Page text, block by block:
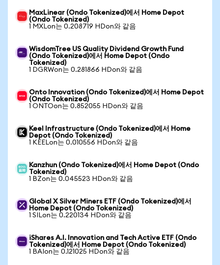
MaxLinear (Ondo Tokenized)에서 Home Depot
(Ondo Tokenized)
1 MXLon는 0.208719 HDon와 같음
WisdomTree US Quality Dividend Growth Fund
(Ondo Tokenized)에서 Home Depot (Ondo
Tokenized)
1 DGRWon는 0.281866 HDon와 같음
Onto Innovation (Ondo Tokenized)에서 Home Depot
(Ondo Tokenized)
1 ONTOon는 0.852055 HDon와 같음
Keel Infrastructure (Ondo Tokenized)에서 Home
Depot (Ondo Tokenized)
1 KEELon는 0.010556 HDon와 같음
Kanzhun (Ondo Tokenized)에서 Home Depot (Ondo
Tokenized)
1 BZon는 0.045523 HDon와 같음
Global X Silver Miners ETF (Ondo Tokenized)에서
Home Depot (Ondo Tokenized)
1 SILon는 0.220134 HDon와 같음
iShares A.I. Innovation and Tech Active ETF (Ondo
Tokenized)에서 Home Depot (Ondo Tokenized)
1 BAIon는 0.121025 HDon와 같음